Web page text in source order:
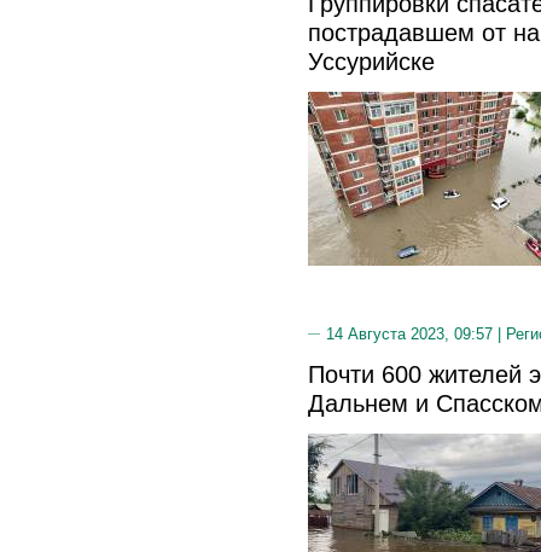
пострадавшем от
Уссурийске
14 Августа 2023, 09:57 |
Почти 600 жителей
Дальнем и